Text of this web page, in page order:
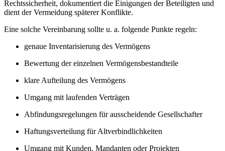
Rechtssicherheit, dokumentiert die Einigungen der Beteiligten und
dient der Vermeidung späterer Konflikte.
Eine solche Vereinbarung sollte u. a. folgende Punkte regeln:
genaue Inventarisierung des Vermögens
Bewertung der einzelnen Vermögensbestandteile
klare Aufteilung des Vermögens
Umgang mit laufenden Verträgen
Abfindungsregelungen für ausscheidende Gesellschafter
Haftungsverteilung für Altverbindlichkeiten
Umgang mit Kunden, Mandanten oder Projekten